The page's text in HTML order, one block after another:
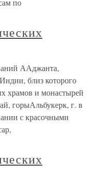
по
ААджанта,
близ которого
храмов и монастырей
горыАльбукерк, г. в
с красочными